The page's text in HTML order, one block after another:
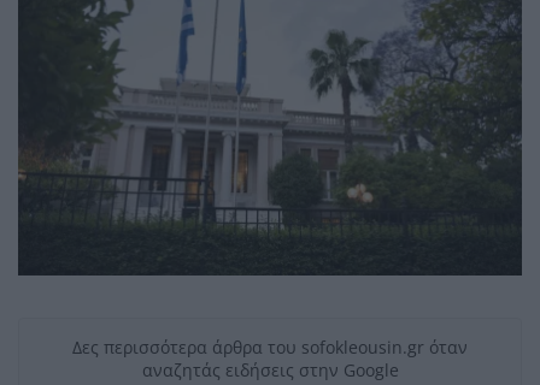
Δες περισσότερα άρθρα του sofokleousin.gr όταν
αναζητάς ειδήσεις στην Google